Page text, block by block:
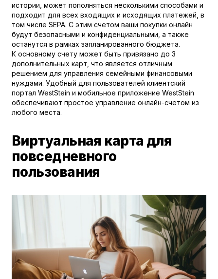
истории, может пополняться несколькими способами и
подходит для всех входящих и исходящих платежей, в
том числе SEPA. С этим счетом ваши покупки онлайн
будут безопасными и конфиденциальными, а также
останутся в рамках запланированного бюджета.
К основному счету может быть привязано до 3
дополнительных карт, что является отличным
решением для управления семейными финансовыми
нуждами. Удобный для пользователей клиентский
портал WestStein и мобильное приложение WestStein
обеспечивают простое управление онлайн-счетом из
любого места.
Виртуальная карта для
повседневного
пользования